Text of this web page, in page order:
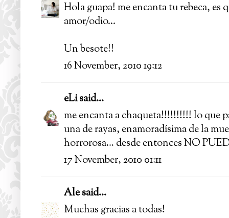
Hola guapa! me encanta tu rebeca, es
amor/odio...
Un besote!!
16 November, 2010 19:12
eLisaid...
me encanta a chaqueta!!!!!!!!!! lo que
una de rayas, enamoradísima de la
horrorosa... desde entonces NO
17 November, 2010 01:11
Alesaid...
Muchas gracias a todas!